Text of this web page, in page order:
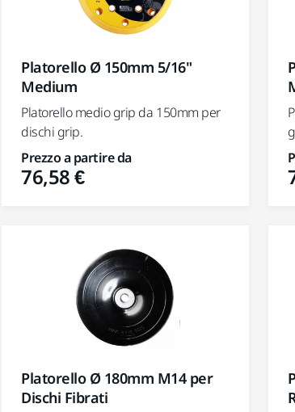
Platorello Ø 150mm 5/16"
Medium
Platorello medio grip da 150mm per
dischi grip.
Prezzo a partire da
76,58 €
Platorello Ø 180mm M14 per
Dischi Fibrati